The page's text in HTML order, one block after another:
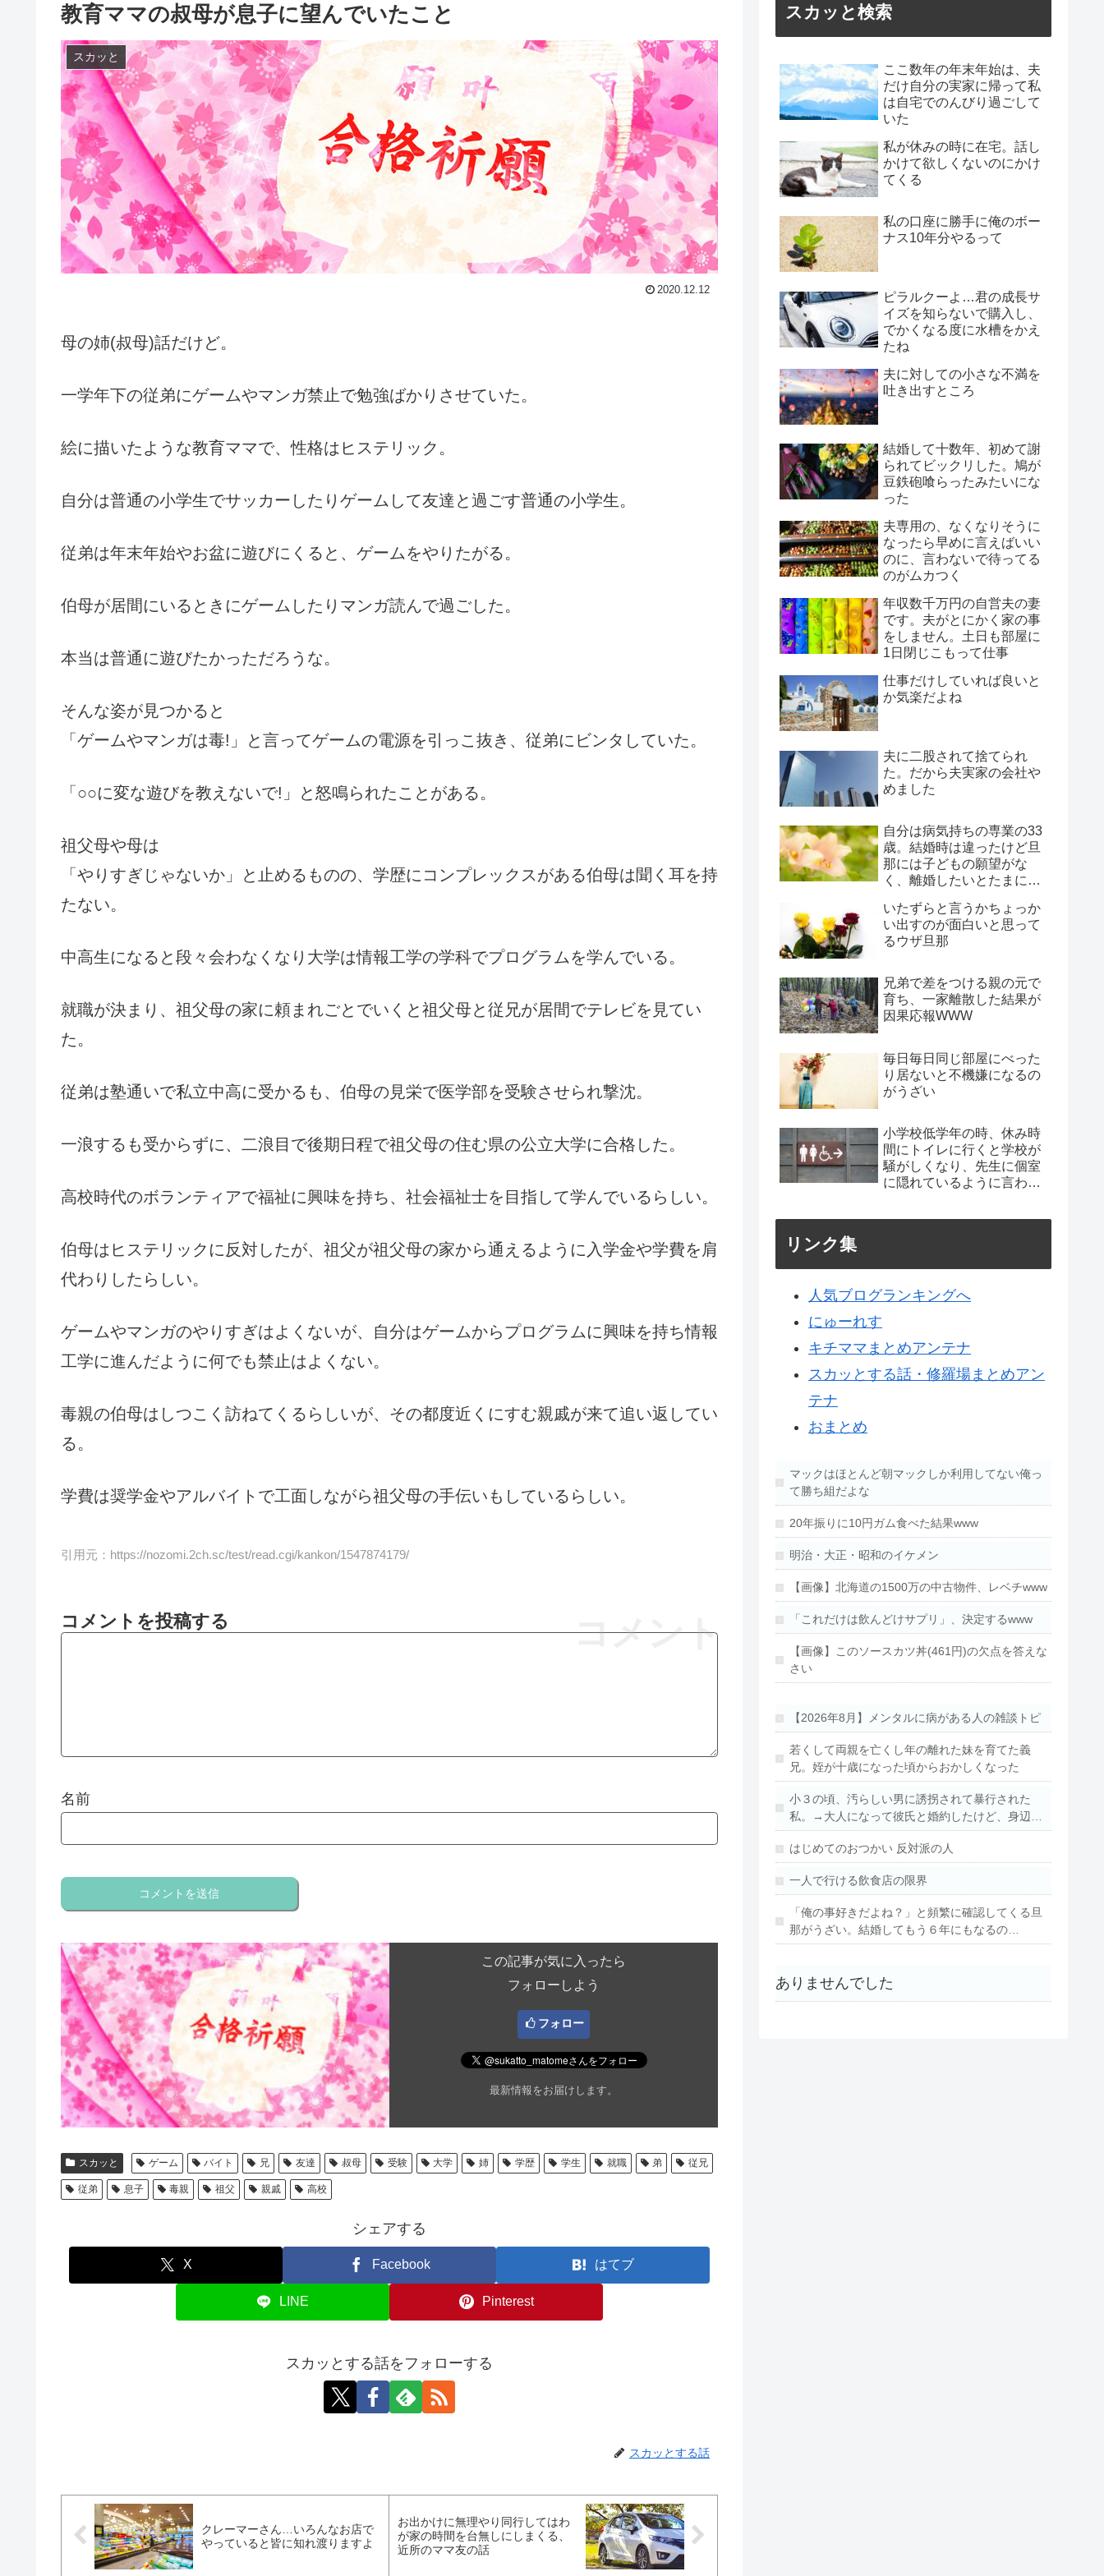
教育ママの叔母が息子に望んでいたこと
スカッと
2020.12.12
母の姉(叔母)話だけど。
一学年下の従弟にゲームやマンガ禁止で勉強ばかりさせていた。
絵に描いたような教育ママで、性格はヒステリック。
自分は普通の小学生でサッカーしたりゲームして友達と過ごす普通の小学生。
従弟は年末年始やお盆に遊びにくると、ゲームをやりたがる。
伯母が居間にいるときにゲームしたりマンガ読んで過ごした。
本当は普通に遊びたかっただろうな。
そんな姿が見つかると
「ゲームやマンガは毒!」と言ってゲームの電源を引っこ抜き、従弟にビンタしていた。
「○○に変な遊びを教えないで!」と怒鳴られたことがある。
祖父母や母は
「やりすぎじゃないか」と止めるものの、学歴にコンプレックスがある伯母は聞く耳を持
たない。
中高生になると段々会わなくなり大学は情報工学の学科でプログラムを学んでいる。
就職が決まり、祖父母の家に頼まれごとでいくと祖父母と従兄が居間でテレビを見てい
た。
従弟は塾通いで私立中高に受かるも、伯母の見栄で医学部を受験させられ撃沈。
一浪するも受からずに、二浪目で後期日程で祖父母の住む県の公立大学に合格した。
高校時代のボランティアで福祉に興味を持ち、社会福祉士を目指して学んでいるらしい。
伯母はヒステリックに反対したが、祖父が祖父母の家から通えるように入学金や学費を肩
代わりしたらしい。
ゲームやマンガのやりすぎはよくないが、自分はゲームからプログラムに興味を持ち情報
工学に進んだように何でも禁止はよくない。
毒親の伯母はしつこく訪ねてくるらしいが、その都度近くにすむ親戚が来て追い返してい
る。
学費は奨学金やアルバイトで工面しながら祖父母の手伝いもしているらしい。
引用元： https://nozomi.2ch.sc/test/read.cgi/kankon/1547874179/
コメント
コメントを投稿する
名前
この記事が気に入ったら
フォローしよう
フォロー
最新情報をお届けします。
スカッと ゲーム バイト 兄 友達 叔母 受験 大学 姉 学歴 学生 就職 弟 従兄
従弟 息子 毒親 祖父 親戚 高校
シェアする
X Facebook はてブ
LINE Pinterest
スカッとする話をフォローする
スカッとする話
クレーマーさん…いろんなお店で
やっていると皆に知れ渡りますよ
お出かけに無理やり同行してはわ
が家の時間を台無しにしまくる、
近所のママ友の話
スカッと検索
ここ数年の年末年始は、夫
だけ自分の実家に帰って私
は自宅でのんびり過ごして
いた
私が休みの時に在宅。話し
かけて欲しくないのにかけ
てくる
私の口座に勝手に俺のボー
ナス10年分やるって
ピラルクーよ…君の成長サ
イズを知らないで購入し、
でかくなる度に水槽をかえ
たね
夫に対しての小さな不満を
吐き出すところ
結婚して十数年、初めて謝
られてビックリした。鳩が
豆鉄砲喰らったみたいにな
った
夫専用の、なくなりそうに
なったら早めに言えばいい
のに、言わないで待ってる
のがムカつく
年収数千万円の自営夫の妻
です。夫がとにかく家の事
をしません。土日も部屋に
1日閉じこもって仕事
仕事だけしていれば良いと
か気楽だよね
夫に二股されて捨てられ
た。だから夫実家の会社や
めました
自分は病気持ちの専業の33
歳。結婚時は違ったけど旦
那には子どもの願望がな
く、離婚したいとたまに言
してる
いたずらと言うかちょっか
い出すのが面白いと思って
るウザ旦那
兄弟で差をつける親の元で
育ち、一家離散した結果が
因果応報WWW
毎日毎日同じ部屋にべった
り居ないと不機嫌になるの
がうざい
小学校低学年の時、休み時
間にトイレに行くと学校が
騒がしくなり、先生に個室
に隠れているように言われ
リンク集
人気ブログランキングへ
にゅーれす
キチママまとめアンテナ
スカッとする話・修羅場まとめアン
テナ
おまとめ
マックはほとんど朝マックしか利用してない俺っ
て勝ち組だよな
20年振りに10円ガム食べた結果www
明治・大正・昭和のイケメン
【画像】北海道の1500万の中古物件、レベチwww
「これだけは飲んどけサプリ」、決定するwww
【画像】このソースカツ丼(461円)の欠点を答えな
さい
【2026年8月】メンタルに病がある人の雑談トピ
若くして両親を亡くし年の離れた妹を育てた義
兄。姪が十歳になった頃からおかしくなった
小３の頃、汚らしい男に誘拐されて暴行された
私。→大人になって彼氏と婚約したけど、身辺…
はじめてのおつかい 反対派の人
一人で行ける飲食店の限界
「俺の事好きだよね？」と頻繁に確認してくる旦
那がうざい。結婚してもう６年にもなるの…
ありませんでした